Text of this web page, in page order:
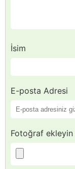
İsim
E-posta Adresi
Fotoğraf